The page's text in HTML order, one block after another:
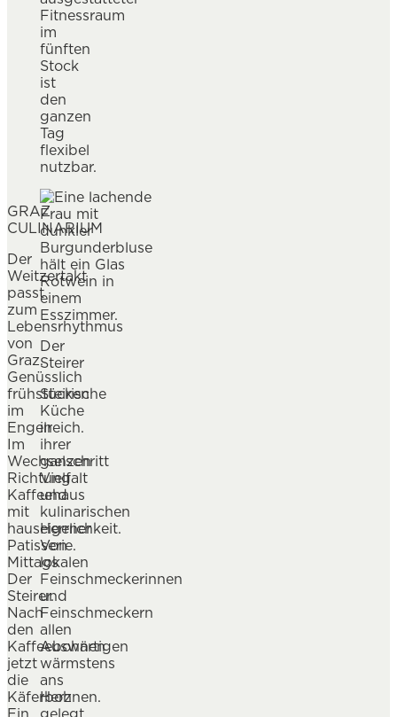
Fitnessraum
im
fünften
Stock
ist
den
ganzen
Tag
flexibel
nutzbar.
GRAZ
CULINARIUM
Der
Weitzertakt
passt
zum
Lebensrhythmus
von
Graz.
Genüsslich
frühstücken
im
Engelreich.
Im
Wechselschritt
Richtung
Kaffeehaus
mit
hauseigener
Patisserie.
Mittags
Der
Steirer.
Nach
den
Kaffeebohnen
jetzt
die
Käferbohnen.
Ein
Der
Steirer
Steirische
Küche
in
ihrer
ganzen
Vielfalt
und
kulinarischen
Herrlichkeit.
Von
lokalen
Feinschmeckerinnen
und
Feinschmeckern
allen
Auswärtigen
wärmstens
ans
Herz
gelegt.